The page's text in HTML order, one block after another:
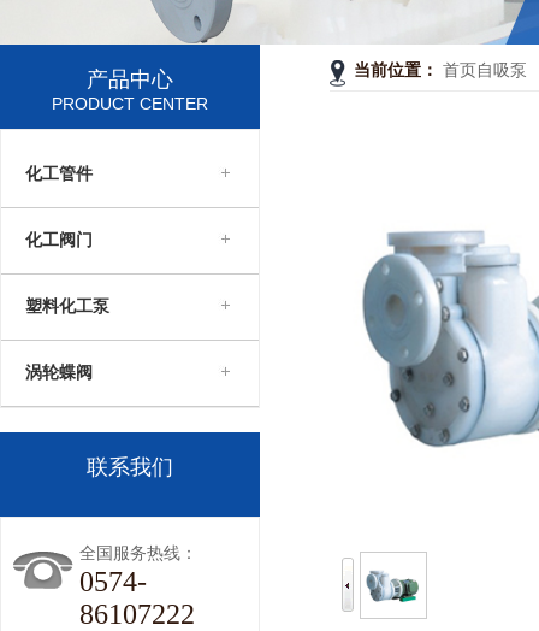
当前位置： 首页 自吸泵
产品中心
PRODUCT CENTER
化工管件
化工阀门
塑料化工泵
涡轮蝶阀
联系我们
全国服务热线：
0574-
86107222